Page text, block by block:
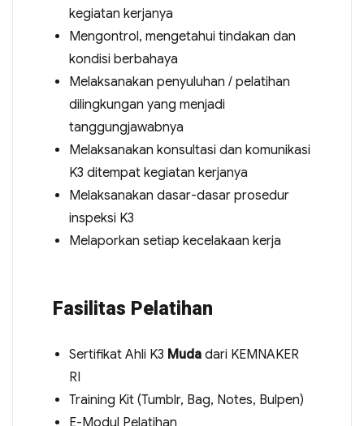
kegiatan kerjanya
Mengontrol, mengetahui tindakan dan
kondisi berbahaya
Melaksanakan penyuluhan / pelatihan
dilingkungan yang menjadi
tanggungjawabnya
Melaksanakan konsultasi dan komunikasi
K3 ditempat kegiatan kerjanya
Melaksanakan dasar-dasar prosedur
inspeksi K3
Melaporkan setiap kecelakaan kerja
Fasilitas Pelatihan
Sertifikat Ahli K3 Mudadari KEMNAKER
RI
Training Kit (Tumblr, Bag, Notes, Bulpen)
E-Modul Pelatihan